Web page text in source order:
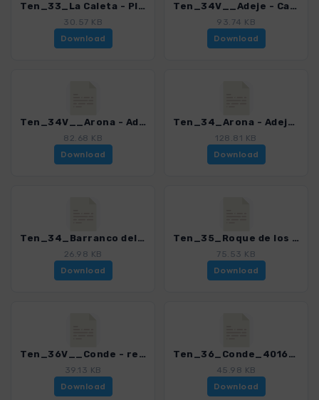
Ten_33_La Caleta - Playa Paraiso_4016_15.gpx
30.57 KB
Download
Ten_34V__Adeje - Camino Carrasco - Boca del Paso_4016_15.gpx
93.74 KB
Download
Ten_34V__Arona - Adeje via Camino Carrasco_4016_15.gpx
82.68 KB
Download
Ten_34_Arona - Adeje_4016_15.gpx
128.81 KB
Download
Ten_34_Barranco del Infierno_4016_15.gpx
26.98 KB
Download
Ten_35_Roque de los Brezos_4016_15.gpx
75.53 KB
Download
Ten_36V__Conde - retour via Degollada Frailitos_4016_15.gpx
39.13 KB
Download
Ten_36_Conde_4016_15.gpx
45.98 KB
Download